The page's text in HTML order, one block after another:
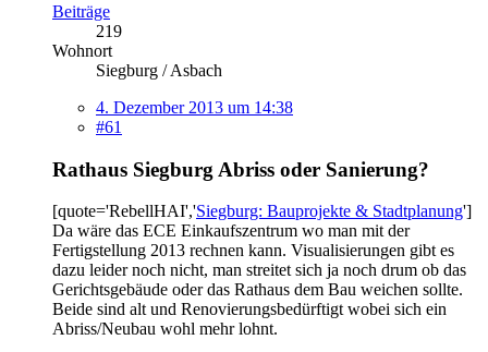
Beiträge
219
Wohnort
Siegburg / Asbach
4. Dezember 2013 um 14:38
#61
Rathaus Siegburg Abriss oder Sanierung?
[quote='RebellHAI','Siegburg: Bauprojekte & Stadtplanung']
Da wäre das ECE Einkaufszentrum wo man mit der
Fertigstellung 2013 rechnen kann. Visualisierungen gibt es
dazu leider noch nicht, man streitet sich ja noch drum ob das
Gerichtsgebäude oder das Rathaus dem Bau weichen sollte.
Beide sind alt und Renovierungsbedürftigt wobei sich ein
Abriss/Neubau wohl mehr lohnt.